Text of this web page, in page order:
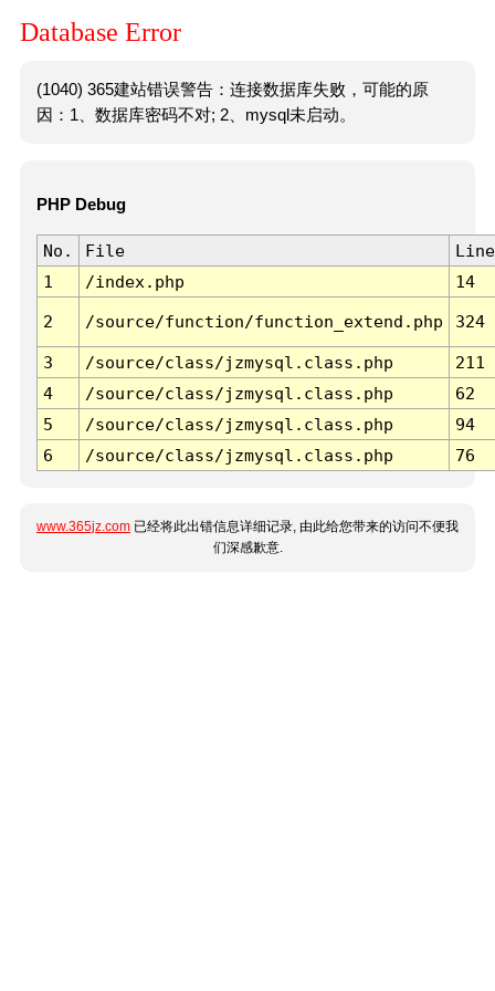
Database Error
(1040) 365建站错误警告：连接数据库失败，可能的原
因：1、数据库密码不对; 2、mysql未启动。
PHP Debug
No. File
Line
1
/index.php 14
2 /source/function/function_extend.php 324
3 /source/class/jzmysql.class.php
211
4
/source/class/jzmysql.class.php
62
5
/source/class/jzmysql.class.php
94
6
/source/class/jzmysql.class.php 76
www.365jz.com 已经将此出错信息详细记录, 由此给您带来的访问不便我
们深感歉意.